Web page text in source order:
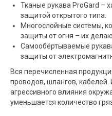
Тканые рукава ProGard –
защитой открытого типа.
Многослойные системы,
защиты от огня – их
Самообёртываемые
защиты от
Вся перечисленная
проводов, шлангов,
агрессивного влияния
уменьшается количество